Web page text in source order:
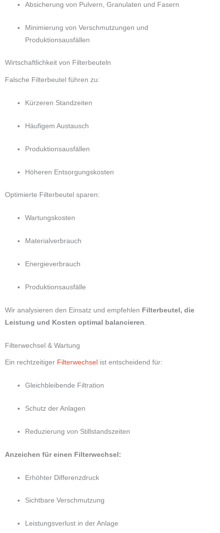
Absicherung von Pulvern, Granulaten und Fasern
Minimierung von Verschmutzungen und
Produktionsausfällen
Wirtschaftlichkeit von Filterbeuteln
Falsche Filterbeutel führen zu:
Kürzeren Standzeiten
Häufigem Austausch
Produktionsausfällen
Höheren Entsorgungskosten
Optimierte Filterbeutel sparen:
Wartungskosten
Materialverbrauch
Energieverbrauch
Produktionsausfälle
Wir analysieren den Einsatz und empfehlen Filterbeutel, die
Leistung und Kosten optimal balancieren
Filterwechsel & Wartung
Ein rechtzeitiger Filterwechsel ist entscheidend für:
Gleichbleibende Filtration
Schutz der Anlagen
Reduzierung von Stillstandszeiten
Anzeichen für einen Filterwechsel:
Erhöhter Differenzdruck
Sichtbare Verschmutzung
Leistungsverlust in der Anlage